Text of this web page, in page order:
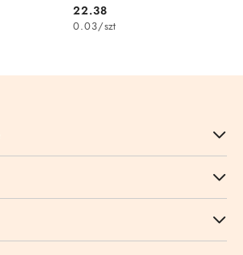
Cena:
22.38
0.03/szt